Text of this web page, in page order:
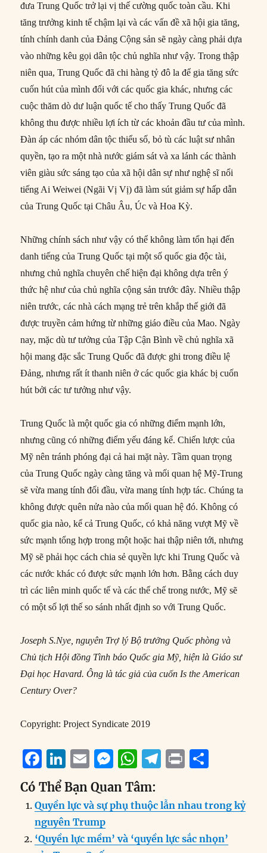
đưa Trung Quốc trở lại vị thế cường quốc toàn cầu. Khi
tăng trưởng kinh tế chậm lại và các vấn đề xã hội gia tăng,
tính chính danh của Đảng Cộng sản sẽ ngày càng phải dựa
vào những kêu gọi dân tộc chủ nghĩa như vậy. Trong thập
niên qua, Trung Quốc đã chi hàng tỷ đô la để gia tăng sức
cuốn hút của mình đối với các quốc gia khác, nhưng các
cuộc thăm dò dư luận quốc tế cho thấy Trung Quốc đã
không thu được nhiều lợi ích từ các khoản đầu tư của mình.
Đàn áp các nhóm dân tộc thiểu số, bỏ tù các luật sư nhân
quyền, tạo ra một nhà nước giám sát và xa lánh các thành
viên giàu sức sáng tạo của xã hội dân sự như nghệ sĩ nổi
tiếng Ai Weiwei (Ngãi Vị Vị) đã làm sút giảm sự hấp dẫn
của Trung Quốc tại Châu Âu, Úc và Hoa Kỳ.
Những chính sách như vậy có thể không làm tổn hại đến
danh tiếng của Trung Quốc tại một số quốc gia độc tài,
nhưng chủ nghĩa chuyên chế hiện đại không dựa trên ý
thức hệ như của chủ nghĩa cộng sản trước đây. Nhiều thập
niên trước, các nhà cách mạng trẻ trên khắp thế giới đã
được truyền cảm hứng từ những giáo điều của Mao. Ngày
nay, mặc dù tư tưởng của Tập Cận Bình về chủ nghĩa xã
hội mang đặc sắc Trung Quốc đã được ghi trong điều lệ
Đảng, nhưng rất ít thanh niên ở các quốc gia khác bị cuốn
hút bởi các tư tưởng như vậy.
Trung Quốc là một quốc gia có những điểm mạnh lớn,
nhưng cũng có những điểm yếu đáng kể. Chiến lược của
Mỹ nên tránh phóng đại cả hai mặt này. Tầm quan trọng
của Trung Quốc ngày càng tăng và mối quan hệ Mỹ-Trung
sẽ vừa mang tính đối đầu, vừa mang tính hợp tác. Chúng ta
không được quên nửa nào của mối quan hệ đó. Không có
quốc gia nào, kể cả Trung Quốc, có khả năng vượt Mỹ về
sức mạnh tổng hợp trong một hoặc hai thập niên tới, nhưng
Mỹ sẽ phải học cách chia sẻ quyền lực khi Trung Quốc và
các nước khác có được sức mạnh lớn hơn. Bằng cách duy
trì các liên minh quốc tế và các thể chế trong nước, Mỹ sẽ
có một số lợi thế so sánh nhất định so với Trung Quốc.
Joseph S.Nye, nguyên Trợ lý Bộ trưởng Quốc phòng và
Chủ tịch Hội đồng Tình báo Quốc gia Mỹ, hiện là Giáo sư
Đại học Havard. Ông là tác giả của cuốn Is the American
Century Over?
Copyright: Project Syndicate 2019
F
a
c
e
b
Li
n
k
e
d
E
m
ai
l
M
e
ss
e
n
W
h
at
s
A
T
e
g
r
P
n
t
a
re
Có Thể Bạn Quan Tâm:
Quyền lực và sự phụ thuộc lẫn nhau trong kỷ
nguyên Trump
‘Quyền lực mềm’ và ‘quyền lực sắc nhọn’